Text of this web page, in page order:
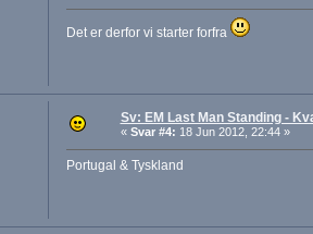
Det er derfor vi starter forfra
Sv: EM Last Man Standing -
« Svar #4: 18 Jun 2012, 22:44 »
Portugal & Tyskland